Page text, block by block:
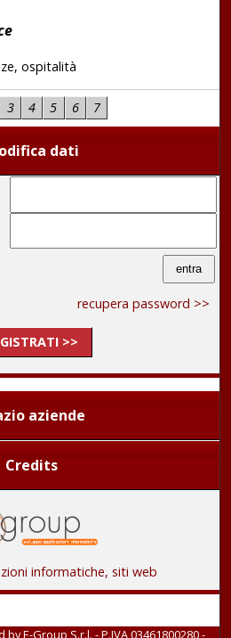
ospitalità
3 4 5 6 7
dati
recupera password >>
>>
aziende
Credits
informatiche, siti web